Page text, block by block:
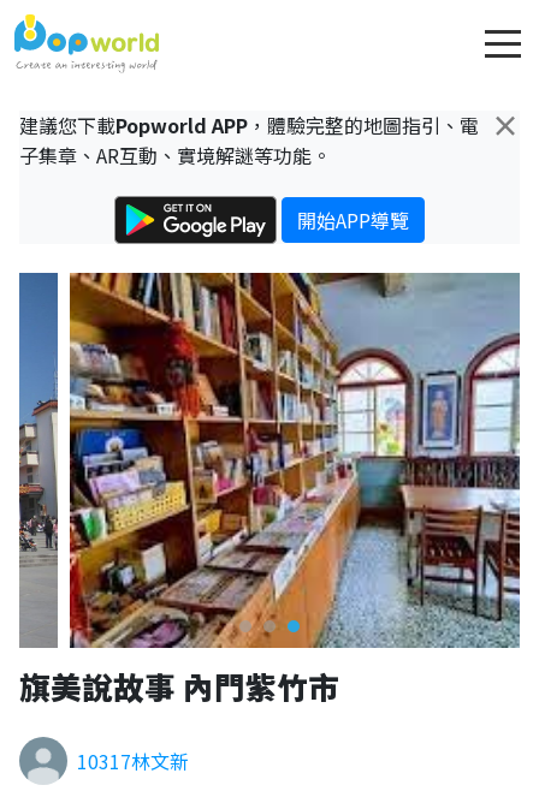
×
建議您下載Popworld APP ，體驗完整的地圖指引、電
子集章、AR互動、實境解謎等功能。
開始APP導覽
旗美說故事 內門紫竹市
10317林文新